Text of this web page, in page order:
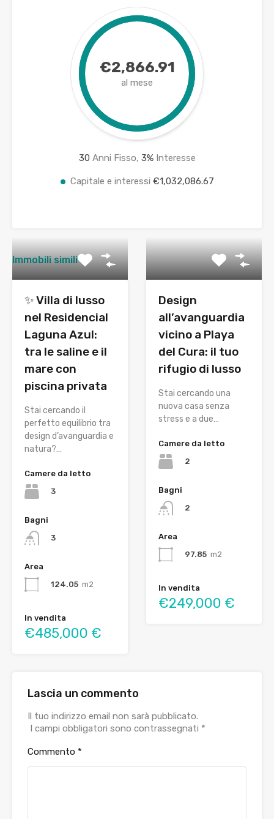
€2,866.91
al mese
30 Anni Fisso, 3%Interesse
Capitale e interessi €1,032,086.67
Immobili simili
✨ Villa di lusso
nel Residencial
Laguna Azul:
tra le saline e il
mare con
piscina privata
Stai cercando il
perfetto equilibrio tra
design d’avanguardia e
natura?…
Camere da letto
3
Bagni
3
Area
124.05 m2
In vendita
€485,000 €
Design
all’avanguardia
vicino a Playa
del Cura: il tuo
rifugio di lusso
Stai cercando una
nuova casa senza
stress e a due…
Camere da letto
2
Bagni
2
Area
97.85 m2
In vendita
€249,000 €
Lascia un commento
Il tuo indirizzo email non sarà pubblicato.
I campi obbligatori sono contrassegnati *
Commento *